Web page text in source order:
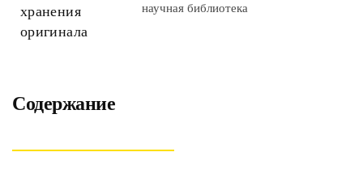
хранения
оригинала
научная библиотека
Содержание